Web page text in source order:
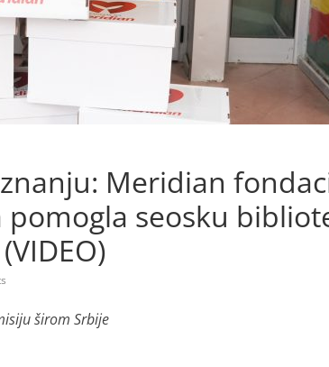
Meridian
seosku
širom Srbije